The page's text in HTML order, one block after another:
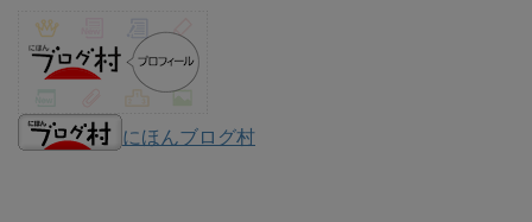
にほんブログ村